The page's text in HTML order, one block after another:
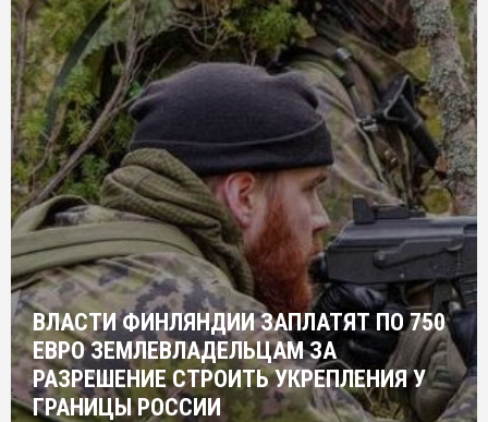
ВЛАСТИ ФИНЛЯНДИИ ЗАПЛАТЯТ ПО 750
ЕВРО ЗЕМЛЕВЛАДЕЛЬЦАМ ЗА
РАЗРЕШЕНИЕ СТРОИТЬ УКРЕПЛЕНИЯ У
ГРАНИЦЫ РОССИИ